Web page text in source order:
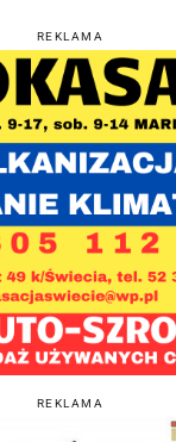
REKLAMA
REKLAMA